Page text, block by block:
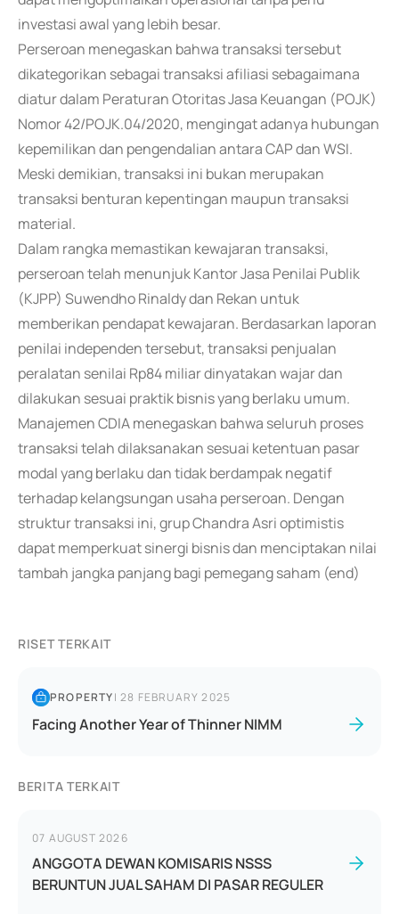
investasi awal yang lebih besar.
Perseroan menegaskan bahwa transaksi tersebut
dikategorikan sebagai transaksi afiliasi sebagaimana
diatur dalam Peraturan Otoritas Jasa Keuangan (POJK)
Nomor 42/POJK.04/2020, mengingat adanya hubungan
kepemilikan dan pengendalian antara CAP dan WSI.
Meski demikian, transaksi ini bukan merupakan
transaksi benturan kepentingan maupun transaksi
material.
Dalam rangka memastikan kewajaran transaksi,
perseroan telah menunjuk Kantor Jasa Penilai Publik
(KJPP) Suwendho Rinaldy dan Rekan untuk
memberikan pendapat kewajaran. Berdasarkan laporan
penilai independen tersebut, transaksi penjualan
peralatan senilai Rp84 miliar dinyatakan wajar dan
dilakukan sesuai praktik bisnis yang berlaku umum.
Manajemen CDIA menegaskan bahwa seluruh proses
transaksi telah dilaksanakan sesuai ketentuan pasar
modal yang berlaku dan tidak berdampak negatif
terhadap kelangsungan usaha perseroan. Dengan
struktur transaksi ini, grup Chandra Asri optimistis
dapat memperkuat sinergi bisnis dan menciptakan nilai
tambah jangka panjang bagi pemegang saham (end)
RISET TERKAIT
PROPERTY|28 FEBRUARY 2025
Facing Another Year of Thinner NIMM
BERITA TERKAIT
07 AUGUST 2026
ANGGOTA DEWAN KOMISARIS NSSS
BERUNTUN JUAL SAHAM DI PASAR REGULER